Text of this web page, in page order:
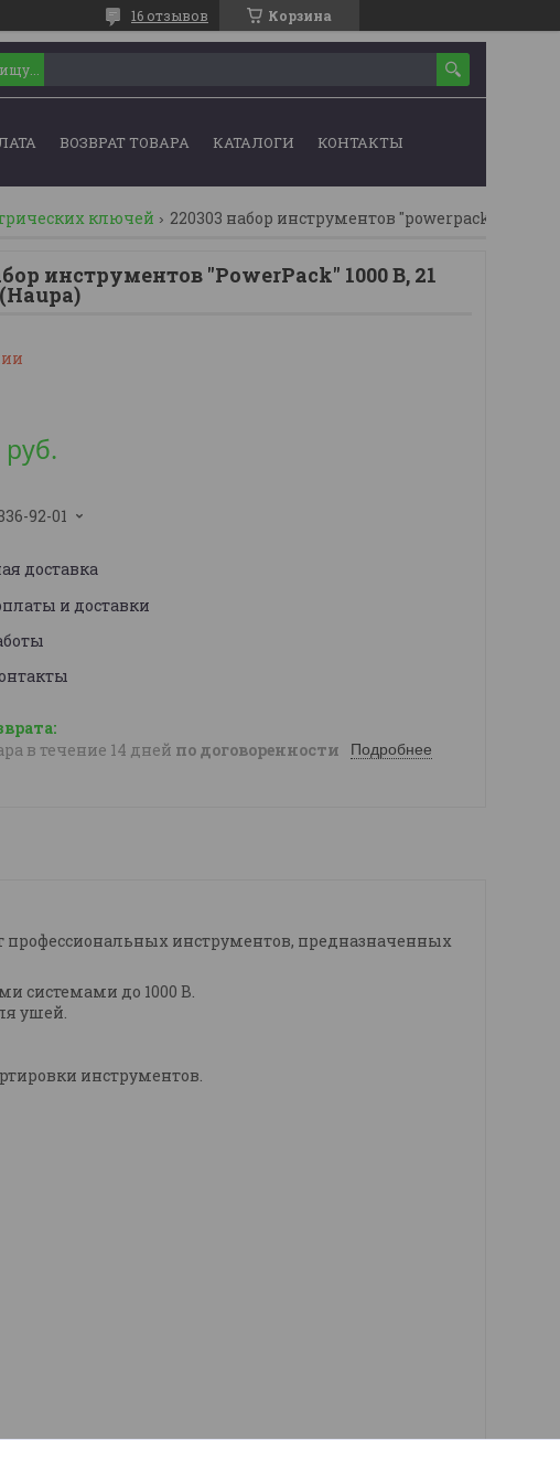
Корзина
16 отзывов
ВОЗВРАТ ТОВАРА КАТАЛОГИ КОНТАКТЫ
ключей
инструментов ''PowerPack'' 1000 В, 21
руб.
92-01
доставка
и доставки
в течение 14 дней по договоренности Подробнее
профессиональных инструментов, предназначенных
системами до 1000 В.
ушей.
инструментов.